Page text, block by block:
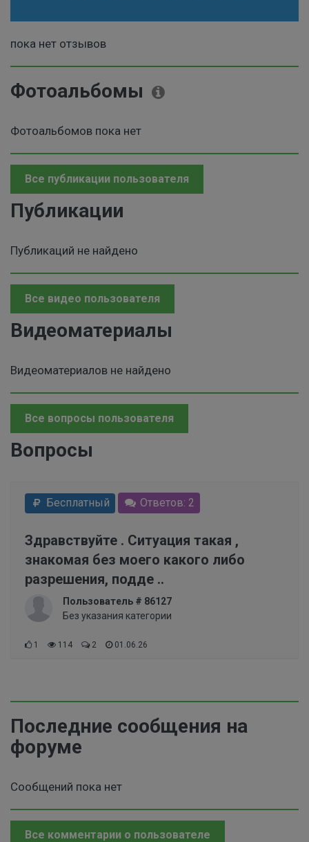
пока нет отзывов
Фотоальбомы
Фотоальбомов пока нет
Все публикации пользователя
Публикации
Публикаций не найдено
Все видео пользователя
Видеоматериалы
Видеоматериалов не найдено
Все вопросы пользователя
Вопросы
Бесплатный Ответов: 2
Здравствуйте . Ситуация такая ,
знакомая без моего какого либо
разрешения, подде ..
Пользователь # 86127
Без указания категории
1 114 2 01.06.26
Последние сообщения на
форуме
Сообщений пока нет
Все комментарии о пользователе